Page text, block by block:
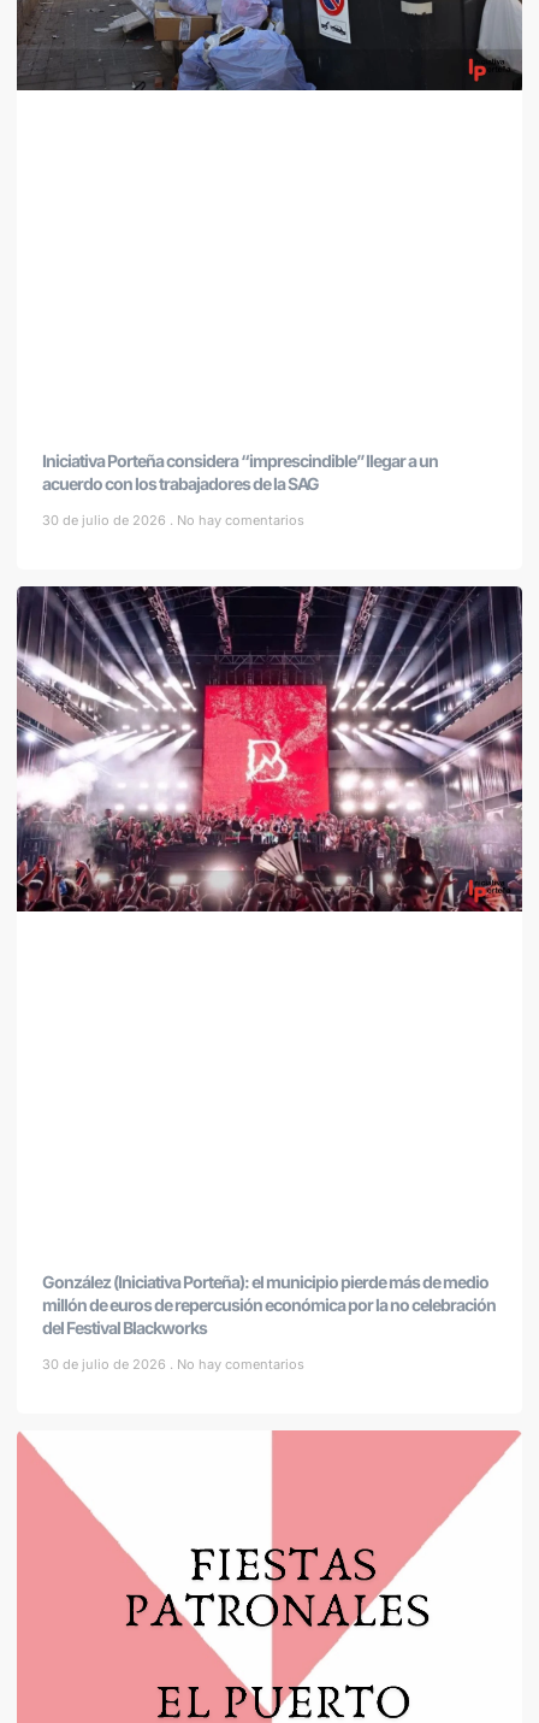
Iniciativa Porteña considera “imprescindible” llegar a un
acuerdo con los trabajadores de la SAG
30 de julio de 2026 No hay comentarios
González (Iniciativa Porteña): el municipio pierde más de medio
millón de euros de repercusión económica por la no celebración
del Festival Blackworks
30 de julio de 2026 No hay comentarios